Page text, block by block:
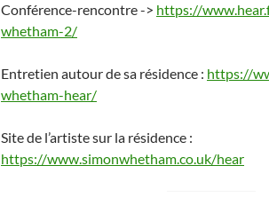
Conférence-rencontre -> https://
whetham-2/
Entretien autour de sa résidence : https://
whetham-hear/
Site de l’artiste sur la résidence :
https://www.simonwhetham.co.uk/hear